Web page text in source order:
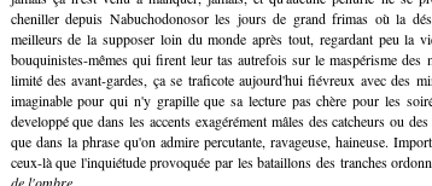
cheniller depuis Nabuchodonosor les jours de grand frimas où la
meilleurs de la supposer loin du monde après tout, regardant peu la
bouquinistes-mêmes qui firent leur tas autrefois sur le maspérisme
limité des avant-gardes, ça se traficote aujourd'hui fiévreux avec des
imaginable pour qui n'y grapille que sa lecture pas chère pour les
developpé que dans les accents exagérément mâles des catcheurs ou
que dans la phrase qu'on admire percutante, ravageuse, haineuse.
ceux-là que l'inquiétude provoquée par les bataillons des tranches